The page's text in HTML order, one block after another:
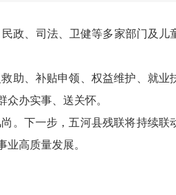
政、司法、卫健等多家部门及儿
助、补贴申领、权益维护、就业
办实事、送关怀。
。下一步，五河县残联将持续联
高质量发展。